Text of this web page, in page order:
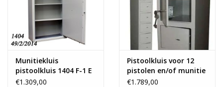
Munitiekluis
pistoolkluis 1404 F-1 E
4P
€1.309,00
Pistoolkluis voor 12
pistolen en/of munitie
€1.789,00